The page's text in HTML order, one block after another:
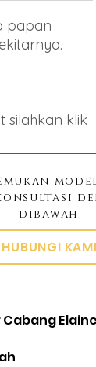
papan
silahkan klik
dibawah
HUBUNGI KAMI